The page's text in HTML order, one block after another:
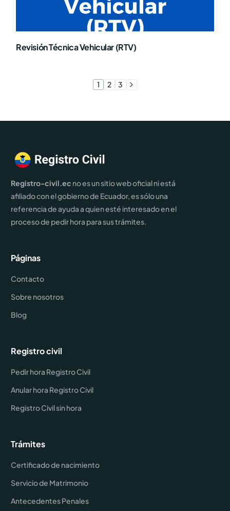
Revisión Técnica Vehicular (RTV)
1 2 3
Registro-civil.ec no es un sitio web oficial ni está
afiliado con el gobierno de Ecuador, es sólo una
referencia de ayuda a quien esté interesado en el
proceso de pedir hora para sus trámites.
Páginas
Contacto
Sobre nosotros
Blog
Registro civil
Pedir hora Registro Civil
Anular hora Registro Civil
Registro Civil sin hora
Trámites
Certificado de nacimiento
Servicio de Matrimonio
Antecedentes Penales